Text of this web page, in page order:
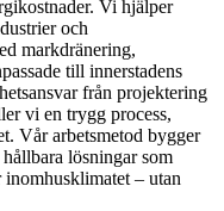
Vi hjälper
och
markdränering,
till innerstadens
från projektering
vi en trygg process,
Vår arbetsmetod bygger
lösningar som
inomhusklimatet – utan